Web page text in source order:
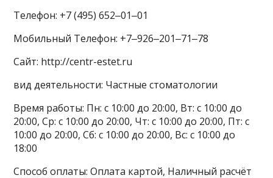
Телефон: +7 (495) 652‒01‒01
Мобильный Телефон: +7‒926‒201‒71‒78
Сайт: http://centr-estet.ru
вид деятельности: Частные стоматологии
Время работы: Пн: с 10:00 до 20:00, Вт: с 10:00 до
20:00, Ср: с 10:00 до 20:00, Чт: с 10:00 до 20:00, Пт: с
10:00 до 20:00, Сб: с 10:00 до 20:00, Вс: с 10:00 до
18:00
Способ оплаты: Оплата картой, Наличный расчёт